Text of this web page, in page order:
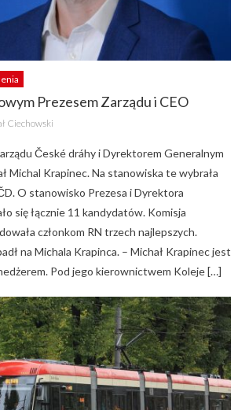
Prezesem Zarządu i CEO
Ciechowski
České dráhy i Dyrektorem Generalnym
Michal Krapinec. Na stanowiska te wybrała
O stanowisko Prezesa i Dyrektora
się łącznie 11 kandydatów. Komisja
członkom RN trzech najlepszych.
na Michala Krapinca. – Michał Krapinec jest
Pod jego kierownictwem Koleje […]